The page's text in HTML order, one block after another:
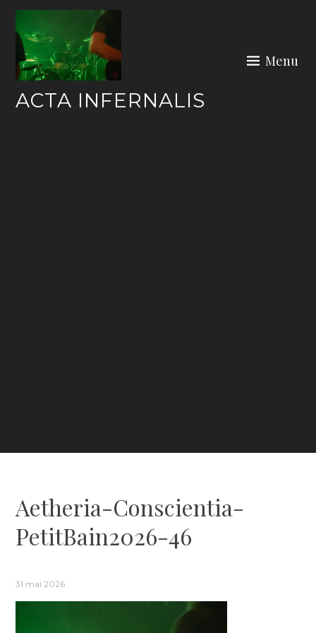
Skip
content
ACTA INFERNALIS
Menu
Aetheria-Conscientia-
PetitBain2026-46
31 mai 2026